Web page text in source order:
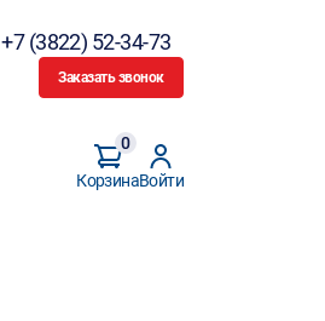
+7 (3822) 52-34-73
Заказать звонок
Корзина
0
Войти